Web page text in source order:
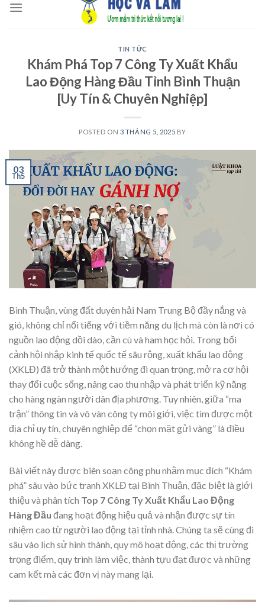
TIN TỨC
Khám Phá Top 7 Công Ty Xuất Khẩu
Lao Động Hàng Đầu Tỉnh Bình Thuận
[Uy Tín & Chuyên Nghiệp]
POSTED ON 3 THÁNG 5, 2025 BY
03
Th5
Bình Thuận, vùng đất duyên hải Nam Trung Bộ đầy nắng và
gió, không chỉ nổi tiếng với tiềm năng du lịch mà còn là nơi có
nguồn lao động dồi dào, cần cù và ham học hỏi. Trong bối
cảnh hội nhập kinh tế quốc tế sâu rộng, xuất khẩu lao động
(XKLĐ) đã trở thành một hướng đi quan trọng, mở ra cơ hội
thay đổi cuộc sống, nâng cao thu nhập và phát triển kỹ năng
cho hàng ngàn người dân địa phương. Tuy nhiên, giữa “ma
trận” thông tin và vô vàn công ty môi giới, việc tìm được một
địa chỉ uy tín, chuyên nghiệp để “chọn mặt gửi vàng” là điều
không hề dễ dàng.
Bài viết này được biên soạn công phu nhằm mục đích “Khám
phá” sâu vào bức tranh XKLĐ tại Bình Thuận, đặc biệt là giới
thiệu và phân tích Top 7 Công Ty Xuất Khẩu Lao Động
Hàng Đầu đang hoạt động hiệu quả và nhận được sự tín
nhiệm cao từ người lao động tại tỉnh nhà. Chúng ta sẽ cùng đi
sâu vào lịch sử hình thành, quy mô hoạt động, các thị trường
trọng điểm, quy trình làm việc, thành tựu đạt được và những
cam kết mà các đơn vị này mang lại.